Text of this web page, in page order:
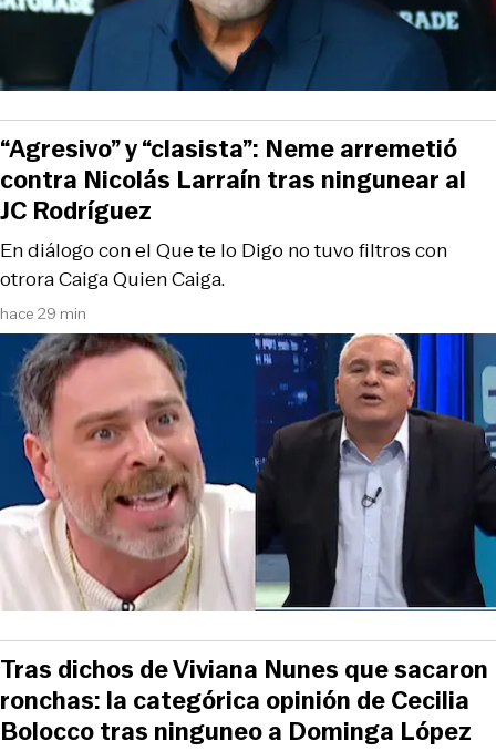
hace 29 min
En diálogo con el Que te lo Digo no tuvo filtros con
otrora Caiga Quien Caiga.
“Agresivo” y “clasista”: Neme arremetió
contra Nicolás Larraín tras ningunear al
JC Rodríguez
Tras dichos de Viviana Nunes que sacaron
ronchas: la categórica opinión de Cecilia
Bolocco tras ninguneo a Dominga López